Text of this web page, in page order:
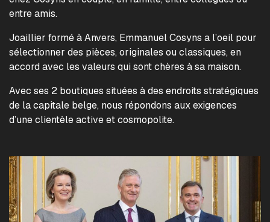
entre amis.
Joaillier formé à Anvers, Emmanuel Cosyns a l’oeil pour
sélectionner des pièces, originales ou classiques, en
accord avec les valeurs qui sont chères à sa maison.
Avec ses 2 boutiques situées à des endroits stratégiques
de la capitale belge, nous répondons aux exigences
d’une clientèle active et cosmopolite.